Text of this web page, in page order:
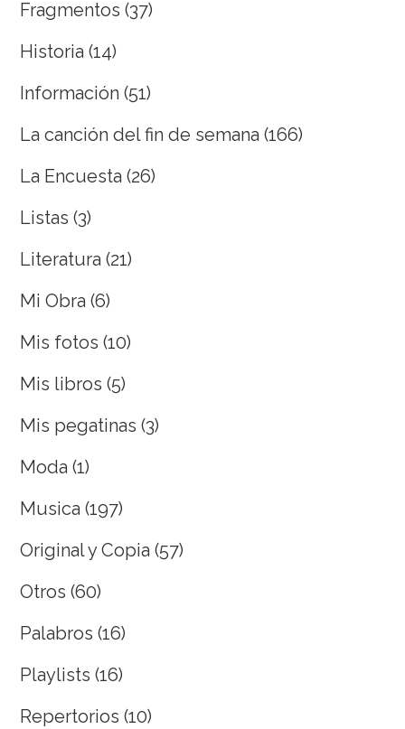
Fragmentos (37)
Historia (14)
Información (51)
La canción del fin de semana (166)
La Encuesta (26)
Listas (3)
Literatura (21)
Mi Obra (6)
Mis fotos (10)
Mis libros (5)
Mis pegatinas (3)
Moda (1)
Musica (197)
Original y Copia (57)
Otros (60)
Palabros (16)
Playlists (16)
Repertorios (10)